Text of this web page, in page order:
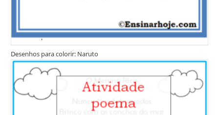
Desenhos para colorir: Galinha Pintadinha
Desenhos para colorir: Naruto
Desenhos para colorir: Folclore
Desenhos para Colorir Turma da Mônica